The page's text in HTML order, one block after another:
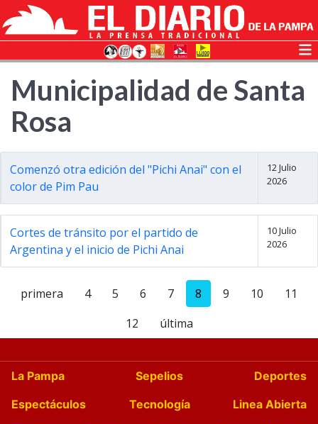
Municipalidad de Santa
Rosa
Comenzó otra edición del "Pichi Anai" con el
color de Pim Pau
12 Julio
2026
Cortes de tránsito por el partido de
Argentina y el inicio de Pichi Anai
10 Julio
2026
primera 4 5 6 7 8 9 10
11
12
última
La Pampa Sepelios
Deportes
Espectáculos
Tecnología
Linea Abierta